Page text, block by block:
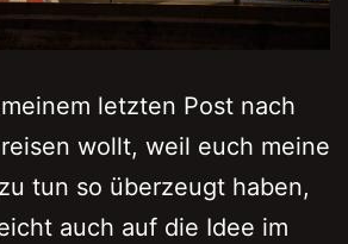
letzten Post nach
wollt, weil euch meine
tun so überzeugt haben,
auch auf die Idee im